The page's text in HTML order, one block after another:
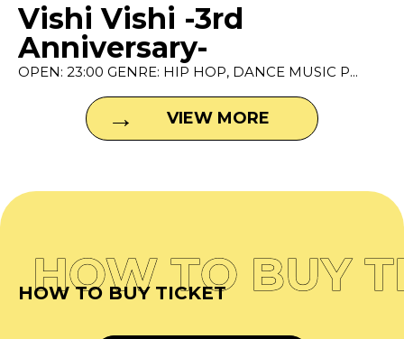
Vishi Vishi -3rd
Anniversary-
OPEN: 23:00 GENRE: HIP HOP, DANCE MUSIC P...
VIEW MORE
HOW TO BUY
HOW TO BUY TICKET